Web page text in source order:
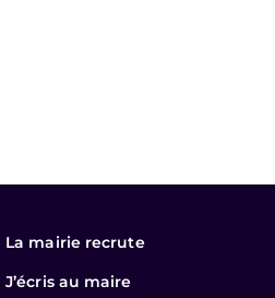
La mairie recrute
J’écris au maire